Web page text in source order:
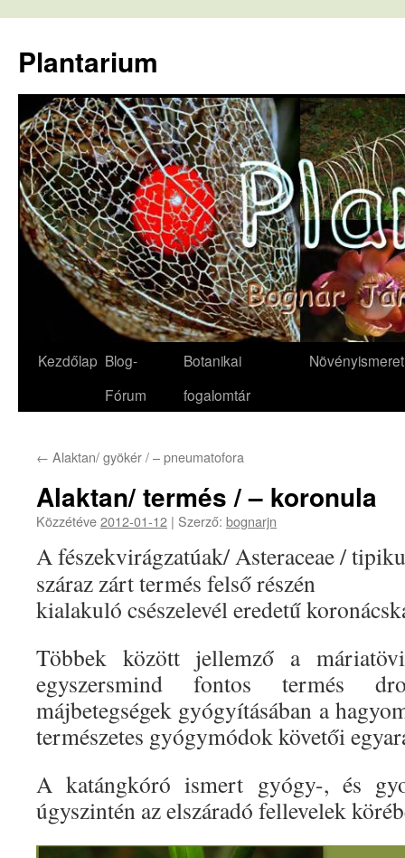
tartalomba
Plantarium
Kezdőlap Blog-
Fórum
Botanikai
fogalomtár
Növényismeret
← Alaktan/ gyökér / – pneumatofora
Alaktan/ termés / – koronula
Közzétéve2012-01-12 | Szerző: bognarjn
A fészekvirágzatúak/ Asteraceae /
száraz zárt termés felső részén
kialakuló csészelevél eredetű
Többek között jellemző a
egyszersmind fontos termés
májbetegségek gyógyításában a
természetes gyógymódok követői
A katángkóró ismert gyógy-, és
úgyszintén az elszáradó fellevelek